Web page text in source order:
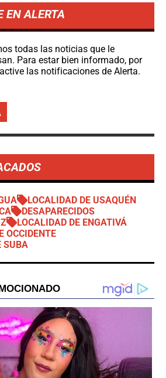
EN ALERTA
todas las noticias que le
Para estar bien informado, por
las notificaciones de Alerta.
LOCALIDAD DE USAQUÉN
DESAPARECIDOS
LOCALIDAD DE ENGATIVÁ
OCCIDENTE
SUBA